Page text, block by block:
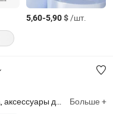
5,60-5,90$/шт.
Умный переключатель, умная розетка, аксессуары для настенных переключателей, вентиляционный вентилятор, вытяжной вентилятор, смешанный потоковой вентилятор, система ОВК и детали, аксессуары для вентиляции, кронштейны, седла, австралийская/новозеландская розетка Больше +